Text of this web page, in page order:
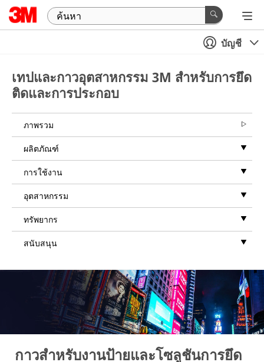
บัญชี
เทปและกาวอุตสาหกรรม 3M สำหรับการยึด
ติดและการประกอบ
ภาพรวม
ผลิตภัณฑ์
การใช้งาน
อุตสาหกรรม
ทรัพยากร
สนับสนุน
กาวสำหรับงานป้ายและโซลูชันการยึด